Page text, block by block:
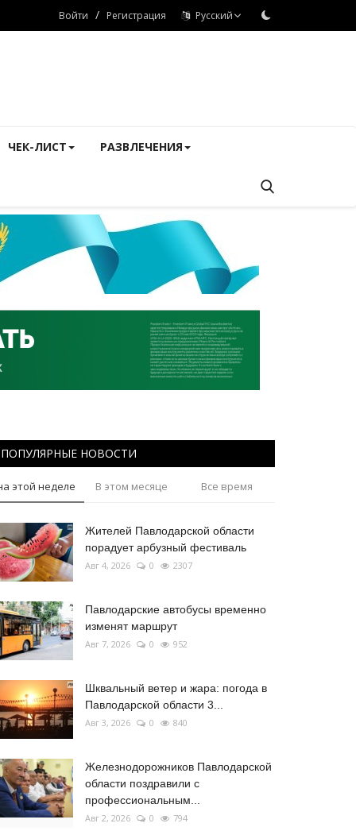
Войти / Регистрация Русский
ЧЕК-ЛИСТ РАЗВЛЕЧЕНИЯ
ПОПУЛЯРНЫЕ НОВОСТИ
этой неделе В этом месяце Все время
Жителей Павлодарской области
порадует арбузный фестиваль
Авг 4, 2026 0 2307
Павлодарские автобусы временно
изменят маршрут
Авг 7, 2026 0 952
Шквальный ветер и жара: погода в
Павлодарской области 3...
Авг 3, 2026 0 840
Железнодорожников Павлодарской
области поздравили с
профессиональным...
Авг 2, 2026 0 794